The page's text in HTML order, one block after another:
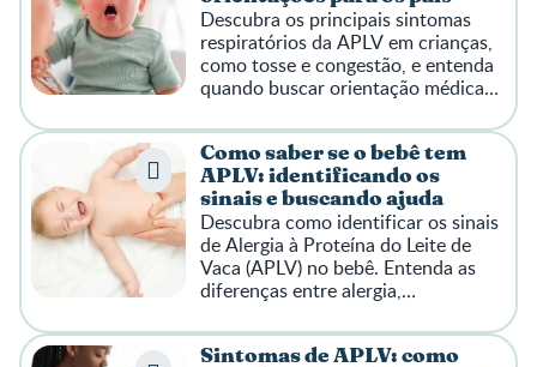
Descubra os principais sintomas
respiratórios da APLV em crianças,
como tosse e congestão, e entenda
quando buscar orientação médica
Como saber se o bebê tem
APLV: identificando os
sinais e buscando ajuda
Descubra como identificar os sinais
de Alergia à Proteína do Leite de
Vaca (APLV) no bebê. Entenda as
diferenças entre alergia,
Sintomas de APLV: como